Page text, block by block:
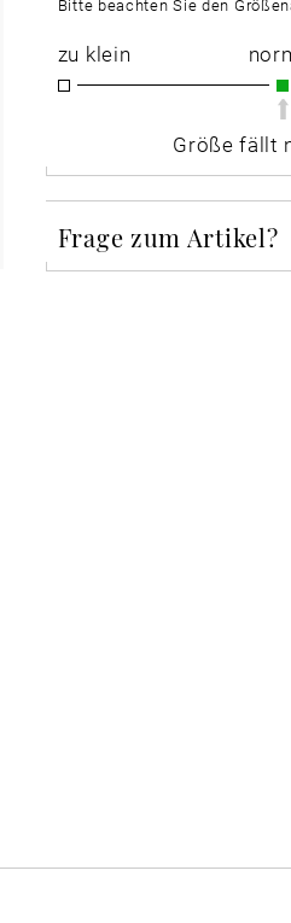
Bitte beachten Sie den
zu klein
Größe fällt
Frage zum Artikel?